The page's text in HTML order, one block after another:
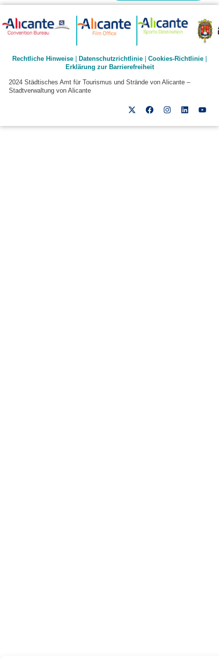
Rechtliche Hinweise | Datenschutzrichtlinie | Cookies-Richtlinie |
Erklärung zur Barrierefreiheit
2024 Städtisches Amt für Tourismus und Strände von Alicante –
Stadtverwaltung von Alicante